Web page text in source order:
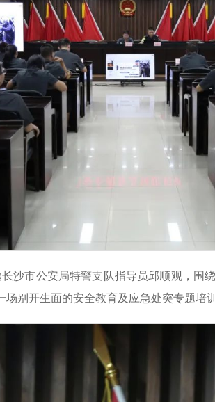
沙市公安局特警支队指导员邱顺观，围
场别开生面的安全教育及应急处突专题培